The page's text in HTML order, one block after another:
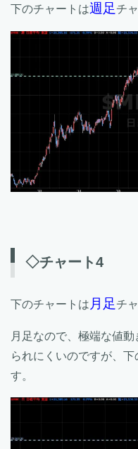
下のチャートは週足 チ
◇チャート4
下のチャートは 月足 チ
月足なので、極端な値
られにくいのですが、
す。